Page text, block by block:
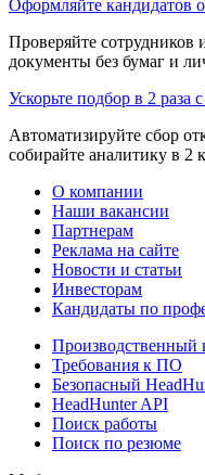
Оформляйте кандидатов
Проверяйте сотрудников
документы без бумаг и
Ускорьте подбор в 2 раза
Автоматизируйте сбор
собирайте аналитику в 2
О компании
Наши вакансии
Партнерам
Реклама на сайте
Новости и статьи
Инвесторам
Кандидаты по
Производственный
Требования к ПО
Безопасный
HeadHunter API
Поиск работы
Поиск по резюме